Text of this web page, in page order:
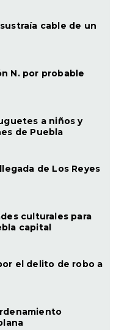
cable de un
N. por probable
a niños y
de Puebla
de Los Reyes
culturales para
capital
el delito de robo a